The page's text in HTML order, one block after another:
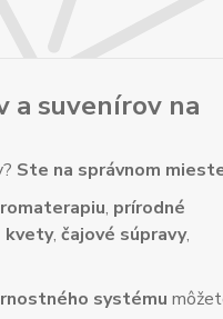
a suvenírov na
Ste na správnom
, prírodné
kvety, čajové súpravy,
systému